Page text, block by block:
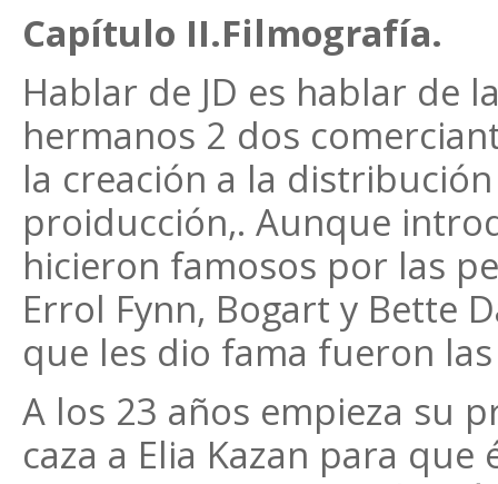
Capítulo II.Filmografía.
Hablar de JD es hablar de
hermanos 2 dos
la creación a la
proiducción,. Aunque
hicieron famosos por las
Errol Fynn, Bogart y Bette
que les dio fama fueron las
A los 23 años empieza su
caza a Elia Kazan para